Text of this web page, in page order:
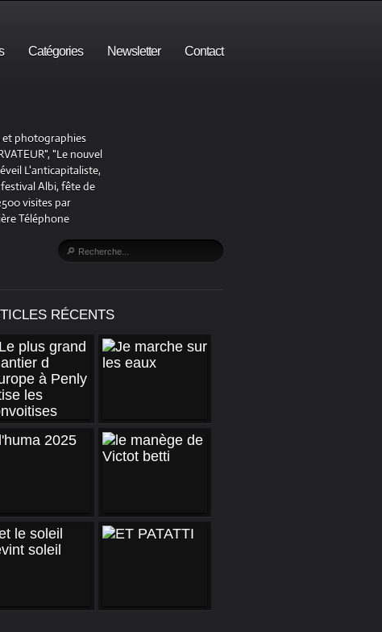
Catégories Newsletter Contact
et photographies
"Le nouvel
L'anticapitaliste,
festival Albi, fête de
visites par
Téléphone
RÉCENTS